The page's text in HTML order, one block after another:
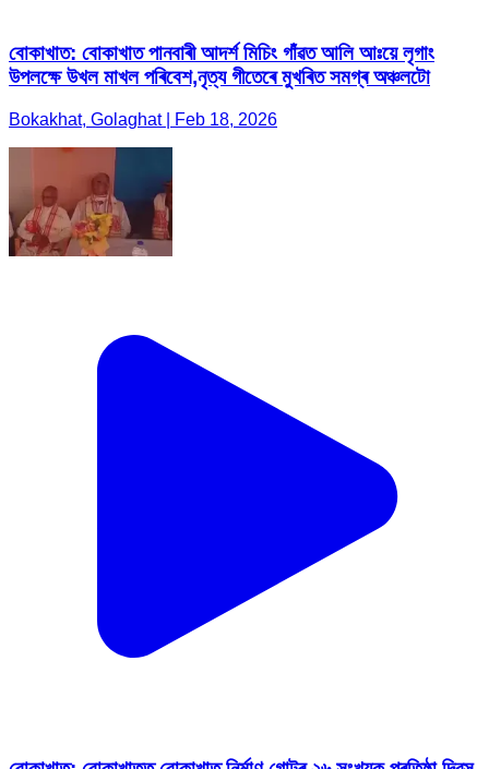
বোকাখাত: বোকাখাত পানবাৰী আদৰ্শ মিচিং গাঁৱত আলি আঃয়ে লৃগাং
উপলক্ষে উখল মাখল পৰিবেশ,নৃত্য গীতেৰে মুখৰিত সমগ্ৰ অঞ্চলটো
Bokakhat, Golaghat | Feb 18, 2026